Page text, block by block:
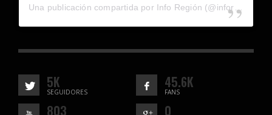
Una publicación compartida por Info Región (@inforegion_redes)
5K
SEGUIDORES
45.6K
FANS
803 0